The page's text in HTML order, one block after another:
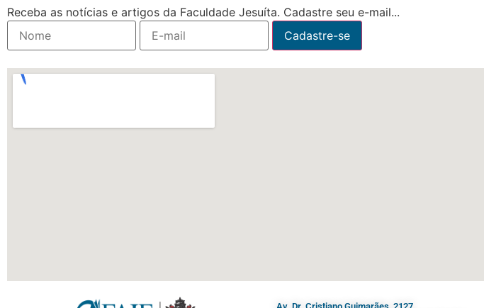
Receba as notícias e artigos da Faculdade Jesuíta. Cadastre seu e-mail...